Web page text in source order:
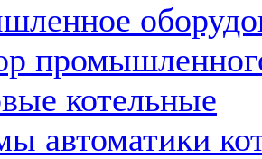
котельные
автоматики